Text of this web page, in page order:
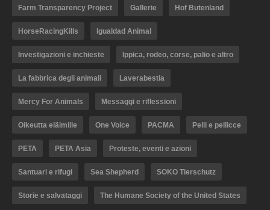
Farm Transparency Project Gallerie Hof Butenland
HorseRacingKills Igualdad Animal
Investigazioni e inchieste Ippica, rodeo, corse, palio e altro
La fabbrica degli animali Laverabestia
Mercy For Animals Messaggi e riflessioni
Oikeutta eläimille One Voice PACMA Pelli e pellicce
PETA PETA Asia Proteste, eventi e azioni
Santuari e rifugi Sea Shepherd SOKO Tierschutz
Storie e salvataggi The Humane Society of the United States